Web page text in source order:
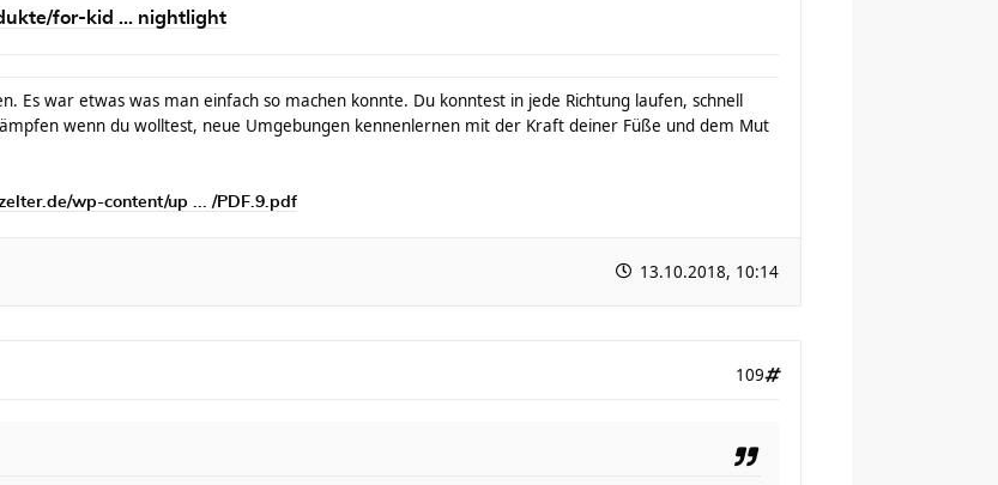
for-kid ... nightlight
Es war etwas was man einfach so machen konnte. Du konntest in jede Richtung laufen, schnell
wenn du wolltest, neue Umgebungen kennenlernen mit der Kraft deiner Füße und dem Mut
wp-content/up ... /PDF.9.pdf
13.10.2018, 10:14
109